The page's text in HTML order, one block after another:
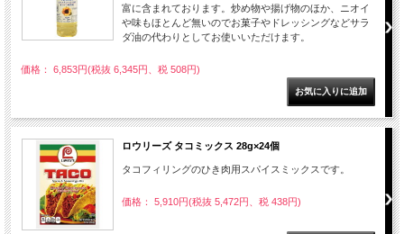
富に含まれております。炒め物や揚げ物のほか、ニオイ
や味もほとんど無いのでお菓子やドレッシングなどサラ
ダ油の代わりとしてお使いいただけます。
価格： 6,853円(税抜 6,345円、税 508円)
ロウリーズ タコミックス 28g×24個
タコフィリングのひき肉用スパイスミックスです。
価格： 5,910円(税抜 5,472円、税 438円)